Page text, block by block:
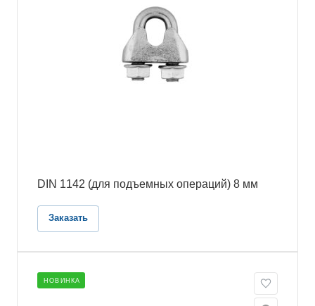
DIN 1142 (для подъемных операций) 8 мм
Заказать
НОВИНКА